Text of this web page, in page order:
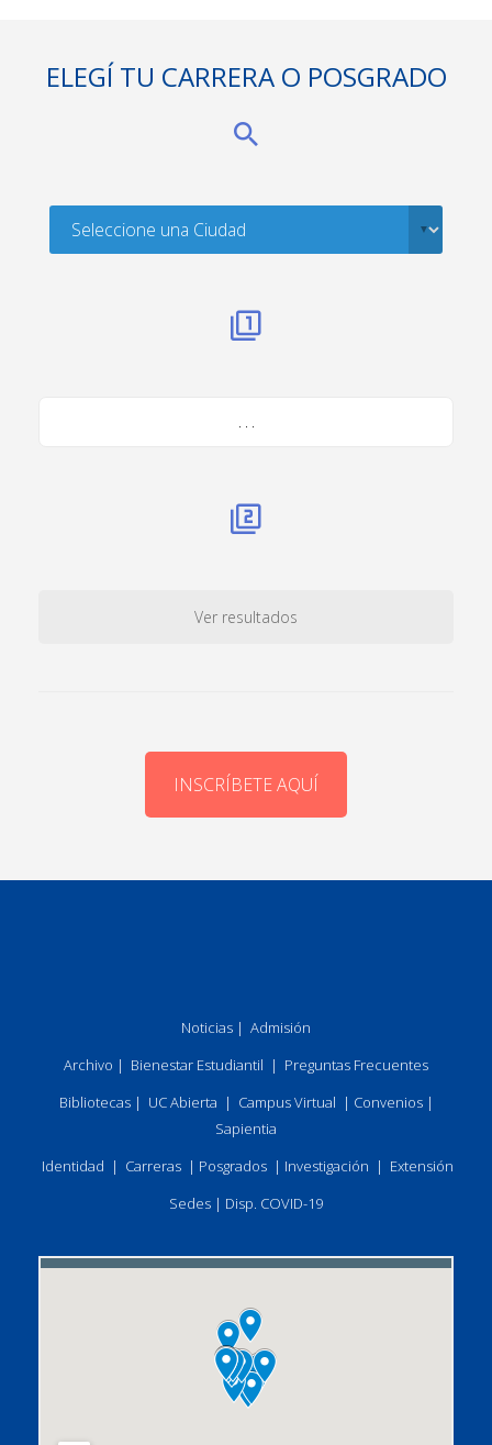
ELEGÍ TU CARRERA O POSGRADO
. . .
Ver resultados
INSCRÍBETE AQUÍ
Noticias | Admisión
Archivo | Bienestar Estudiantil | Preguntas Frecuentes
Bibliotecas| UC Abierta | Campus Virtual | Convenios|
Sapientia
Identidad | Carreras | Posgrados | Investigación | Extensión
Sedes | Disp. COVID-19